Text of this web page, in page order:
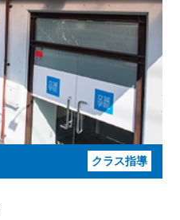
クラス指導